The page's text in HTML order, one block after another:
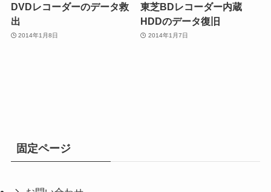
DVDレコーダーのデータ救
出
2014年1月8日
東芝BDレコーダー内蔵
HDDのデータ復旧
2014年1月7日
固定ページ